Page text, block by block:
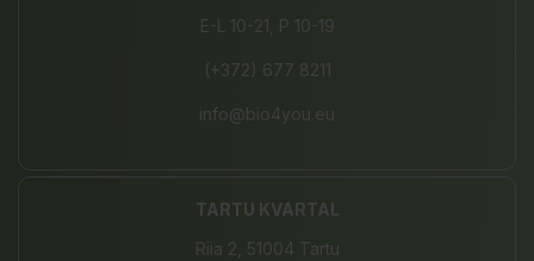
E-L 10-21, P 10-19
(+372) 677 8211
info@bio4you.eu
TARTU KVARTAL
Riia 2, 51004 Tartu